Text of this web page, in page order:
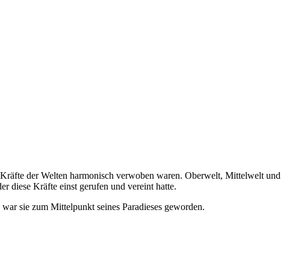
der Welten harmonisch verwoben waren. Oberwelt, Mittelwelt und
diese Kräfte einst gerufen und vereint hatte.
sie zum Mittelpunkt seines Paradieses geworden.